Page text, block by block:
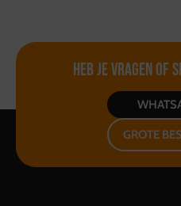
Heb je vragen of
GROTE